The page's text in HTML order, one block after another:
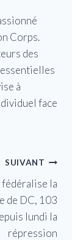
Corps.
des
à
face
SUIVANT
fédéralise la
de DC, 103
lundi la
répression